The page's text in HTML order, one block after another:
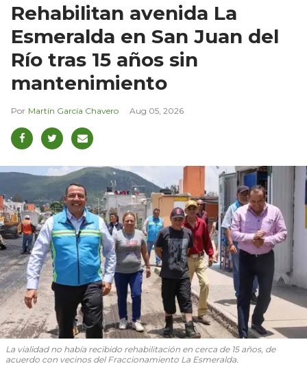
Rehabilitan avenida La
Esmeralda en San Juan del
Río tras 15 años sin
mantenimiento
Martín García Chavero Aug 05, 2026
La vialidad no había recibido rehabilitación en cerca de 15 años, de
acuerdo con vecinos del Fraccionamiento La Esmeralda.